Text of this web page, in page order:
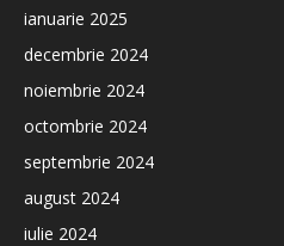
ianuarie 2025
decembrie 2024
noiembrie 2024
octombrie 2024
septembrie 2024
august 2024
iulie 2024